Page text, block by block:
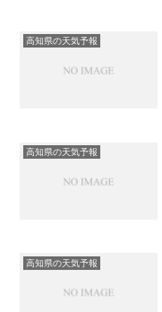
高知県の天気予報
高知県の天気予報
高知県の天気予報